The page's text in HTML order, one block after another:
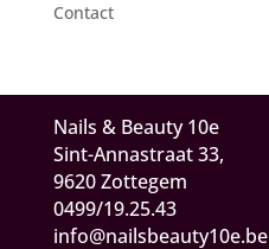
Contact
Nails & Beauty 10e
Sint-Annastraat 33,
9620 Zottegem
0499/19.25.43
info@nailsbeauty10e.be